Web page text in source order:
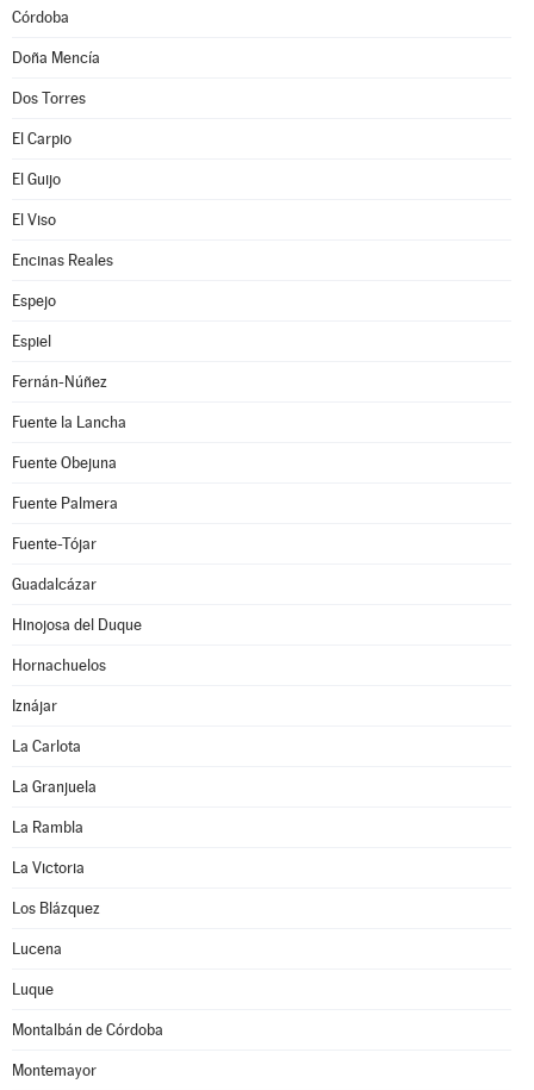
Córdoba
Doña Mencía
Dos Torres
El Carpio
El Guijo
El Viso
Encinas Reales
Espejo
Espiel
Fernán-Núñez
Fuente la Lancha
Fuente Obejuna
Fuente Palmera
Fuente-Tójar
Guadalcázar
Hinojosa del Duque
Hornachuelos
Iznájar
La Carlota
La Granjuela
La Rambla
La Victoria
Los Blázquez
Lucena
Luque
Montalbán de Córdoba
Montemayor